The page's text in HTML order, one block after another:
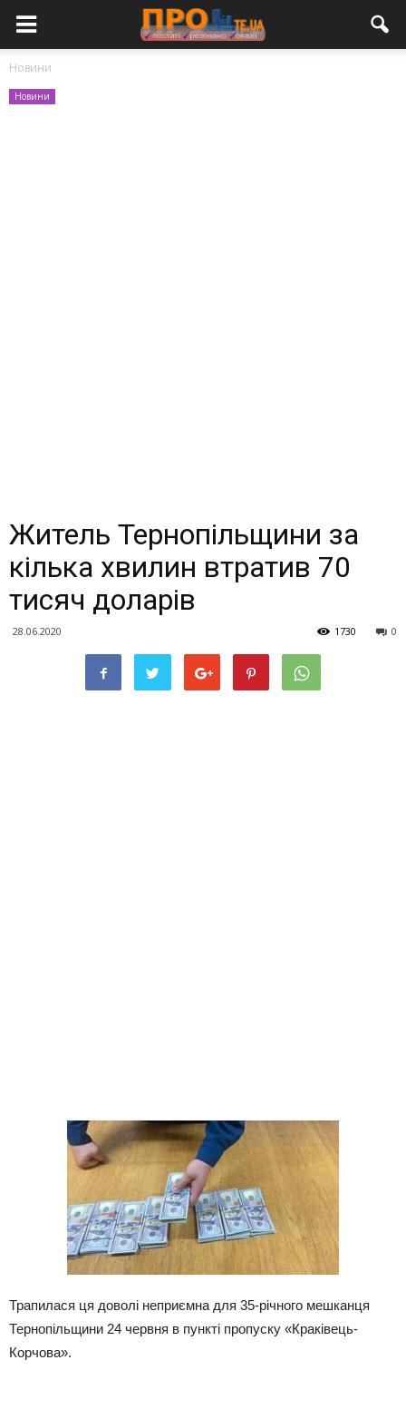
Новини
Новини
Житель Тернопільщини за
кілька хвилин втратив 70
тисяч доларів
28.06.2020 0
1730
Трапилася ця доволі неприємна для 35-річного мешканця
Тернопільщини 24 червня в пункті пропуску «Краківець-
Корчова».